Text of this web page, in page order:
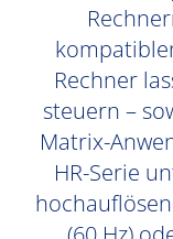
Rechner
steuern –
Matrix-
HR-Serie